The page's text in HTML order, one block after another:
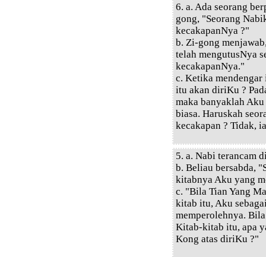
6. a. Ada seorang
gong, "Seorang
kecakapanNya ?"
b. Zi-gong
telah mengutusNya
kecakapanNya."
c. Ketika mendengar
itu akan diriKu ?
maka banyaklah
biasa. Haruskah
kecakapan ? Tidak,
5. a. Nabi terancam
b. Beliau bersabda,
kitabnya Aku yang
c. "Bila Tian Yang
kitab itu, Aku
memperolehnya.
Kitab-kitab itu, apa
Kong atas diriKu ?"